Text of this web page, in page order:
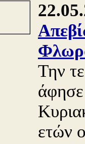
Την
ετών